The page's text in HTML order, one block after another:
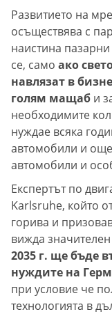
Развитието на
осъществява с
наистина
се, само ако
навлязат в
голям мащаб и
необходимите
нуждае всяка
автомобили и
автомобили и
Експертът по
Karlsruhe, който
горива и
вижда
2035 г. ще бъде
нуждите на
при условие че
технологията в